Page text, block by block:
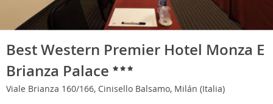
Best Western Premier Hotel Monza E
Brianza Palace
Viale Brianza 160/166, Cinisello Balsamo, Milán (Italia)